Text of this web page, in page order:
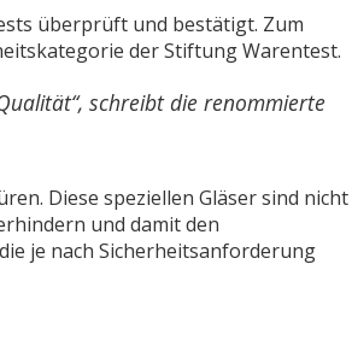
überprüft und bestätigt. Zum
der Stiftung Warentest.
schreibt die renommierte
Diese speziellen Gläser sind nicht
und damit den
je nach Sicherheitsanforderung